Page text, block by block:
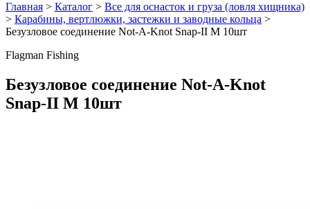
Главная > Каталог > Все для оснасток и груза (ловля хищника)
> Карабины, вертлюжки, застежки и заводные кольца >
Безузловое соединение Not-A-Knot Snap-ІІ M 10шт
Flagman Fishing
Безузловое соединение Not-A-Knot
Snap-ІІ M 10шт